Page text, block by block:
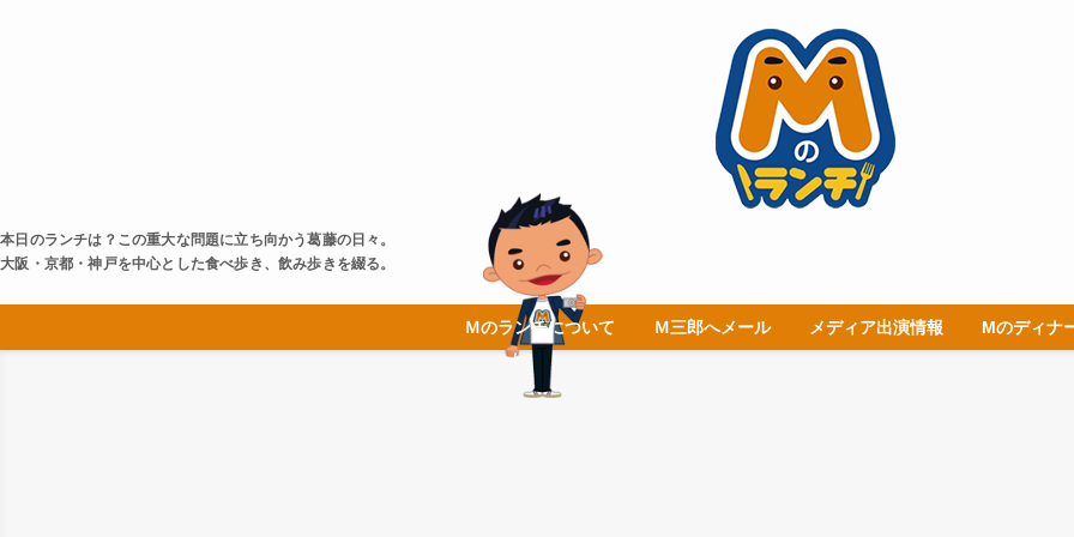
本日のランチは？この重大な問題に立ち向かう葛藤の日々。
大阪・京都・神戸を中心とした食べ歩き、飲み歩きを綴る。
Ｍのランチについて Ｍ三郎へメール メディア出演情報 Mのディナ